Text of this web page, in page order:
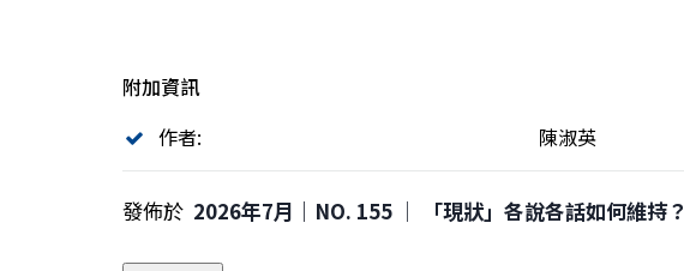
附加資訊
作者:
陳淑英
發佈於 2026年7月｜NO. 155 │ 「現狀」各說各話如何維持？